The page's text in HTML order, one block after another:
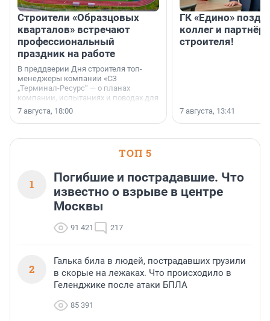
Строители «Образцовых
кварталов» встречают
профессиональный
праздник на работе
В преддверии Дня строителя топ-
менеджеры компании «СЗ
„Терминал-Ресурс“ — о планах
компании, испытаниях и поводах для
осторожного оптимизма.
7 августа, 18:00
ГК «Едино»
коллег и
строителя!
7 августа, 13:41
ТОП 5
1
Погибшие и пострадавшие. Что
известно о взрыве в центре
Москвы
91 421 217
2
Галька била в людей, пострадавших грузили
в скорые на лежаках. Что происходило в
Геленджике после атаки БПЛА
85 391